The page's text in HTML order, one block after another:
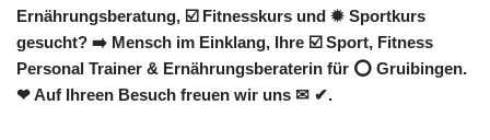
Ernährungsberatung, ☑️ Fitnesskurs und ✹ Sportkurs
gesucht? ➡️ Mensch im Einklang, Ihre ☑️ Sport, Fitness
Personal Trainer & Ernährungsberaterin für ⭕ Gruibingen.
❤ Auf Ihreen Besuch freuen wir uns ✉ ✔.